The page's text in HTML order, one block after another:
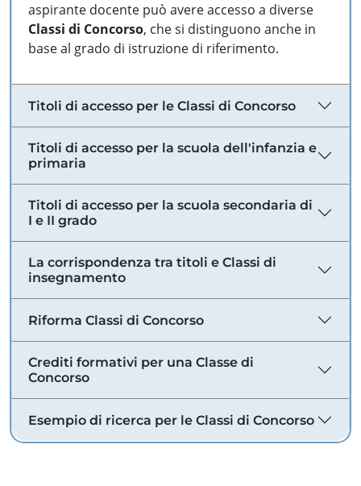
aspirante docente può avere accesso a diverse
Classi di Concorso, che si distinguono anche in
base al grado di istruzione di riferimento.
Titoli di accesso per le Classi di Concorso
Titoli di accesso per la scuola dell'infanzia e
primaria
Titoli di accesso per la scuola secondaria di
I e II grado
La corrispondenza tra titoli e Classi di
insegnamento
Riforma Classi di Concorso
Crediti formativi per una Classe di
Concorso
Esempio di ricerca per le Classi di Concorso